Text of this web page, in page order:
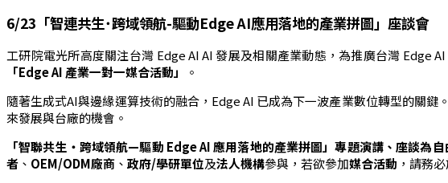
6/23「智連共生˙跨域領航-驅動Edge AI應用落地的產業拼圖」座談會
工研院電光所高度關注台灣 Edge AI AI 發展及相關產業動態，為推廣台灣 Edge
「Edge AI 產業一對一媒合活動」
。
隨著生成式AI與邊緣運算技術的融合，Edge AI 已成為下一波產業數位轉型的關
來發展與台廠的機會。
「智聯共生・跨域領航—驅動 Edge AI應用落地的產業拼圖」專題演講、座談為自
者 、 OEM/ODM廠商 、 政府/學研單位及法人機構參與，若欲參加媒合活動 ，請務